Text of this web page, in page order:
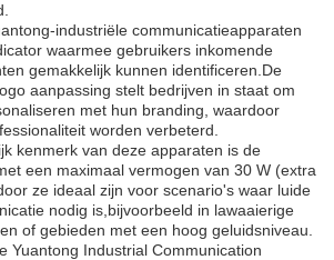
industriële communicatieapparaten
waarmee gebruikers inkomende
gemakkelijk kunnen identificeren.De
aanpassing stelt bedrijven in staat om
met hun branding, waardoor
worden verbeterd.
kenmerk van deze apparaten is de
een maximaal vermogen van 30 W (extra
ze ideaal zijn voor scenario's waar luide
nodig is,bijvoorbeeld in lawaaierige
of gebieden met een hoog geluidsniveau.
Yuantong Industrial Communication